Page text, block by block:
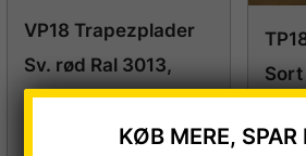
VP18 Trapezplader
Sv. rød Ral 3013,
0,50 mm, B 1,07 x L
Sort
x L
KØB MERE, SPAR